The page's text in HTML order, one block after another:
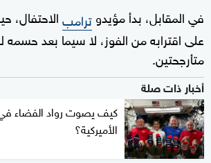
في المقابل، بدأ مؤيدوترامبالاحتفال،
على اقترابه من الفوز، لا سيما بعد حسمه
متأرجحتين.
أخبار ذات صلة
كيف يصوت رواد الفضاء في
الأميركية؟